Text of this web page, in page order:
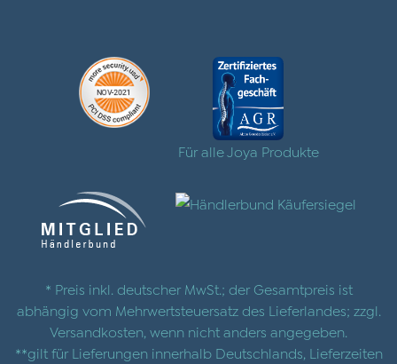
Für alle Joya Produkte
* Preis inkl. deutscher MwSt.; der Gesamtpreis ist
abhängig vom Mehrwertsteuersatz des Lieferlandes; zzgl.
Versandkosten , wenn nicht anders angegeben.
**gilt für Lieferungen innerhalb Deutschlands, Lieferzeiten